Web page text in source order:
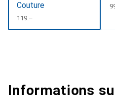
Couture
CHF
119.–
Informations